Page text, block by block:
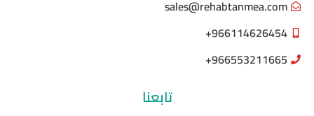
sales@rehabtanmea.com
966114626454+
966553211665+
تابعنا